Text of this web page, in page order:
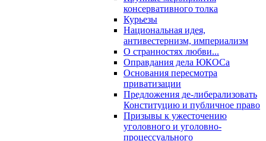
консервативного толка
Курьезы
Национальная идея,
антивестернизм, империализм
О странностях любви...
Оправдания дела ЮКОСа
Основания пересмотра
приватизации
Предложения де-либерализовать
Конституцию и публичное право
Призывы к ужесточению
уголовного и уголовно-
процессуального